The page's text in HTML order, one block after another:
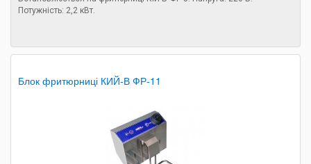
Потужність: 2,2 кВт.
Блок фритюрниці КИЙ-В ФР-11